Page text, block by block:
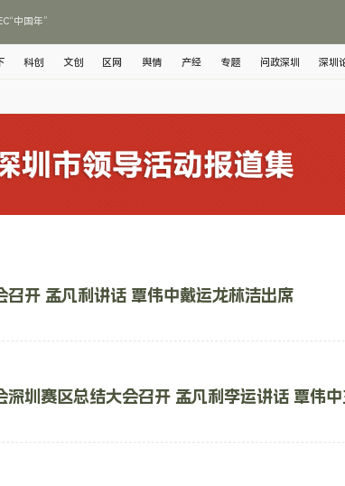
中国年”
科创 文创 区网 舆情 产经 专题 问政深圳 深圳
召开 孟凡利讲话 覃伟中戴运龙林洁出席
深圳赛区总结大会召开 孟凡利李运讲话 覃伟